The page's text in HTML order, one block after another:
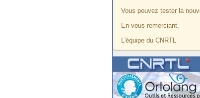
Vous pouvez tester la
En vous remerciant,
L'équipe du CNRTL